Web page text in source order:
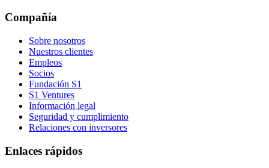
Compañía
Sobre nosotros
Nuestros clientes
Empleos
Socios
Fundación S1
S1 Ventures
Información legal
Seguridad y cumplimiento
Relaciones con inversores
Enlaces rápidos